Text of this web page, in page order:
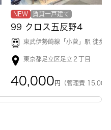
NEW 賃貸一戸建て
99 クロス五反野4
東武伊勢崎線「 小菅 」駅 徒歩5
東京都足立区足立２丁目
40,000 円 （管理費 15,000